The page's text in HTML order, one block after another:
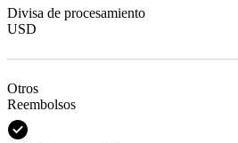
Divisa de procesamiento
USD
Otros
Reembolsos